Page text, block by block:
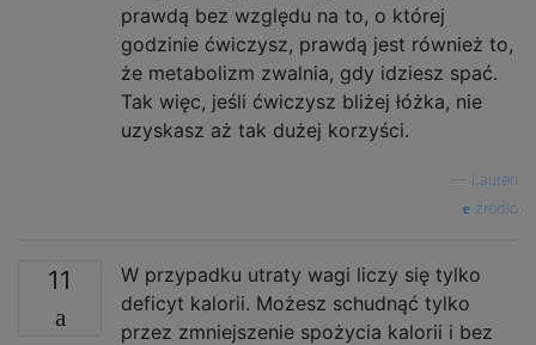
prawdą bez względu na to, o której
godzinie ćwiczysz, prawdą jest również to,
że metabolizm zwalnia, gdy idziesz spać.
Tak więc, jeśli ćwiczysz bliżej łóżka, nie
uzyskasz aż tak dużej korzyści.
Lauren
źródło
11
W przypadku utraty wagi liczy się tylko
deficyt kalorii. Możesz schudnąć tylko
przez zmniejszenie spożycia kalorii i bez